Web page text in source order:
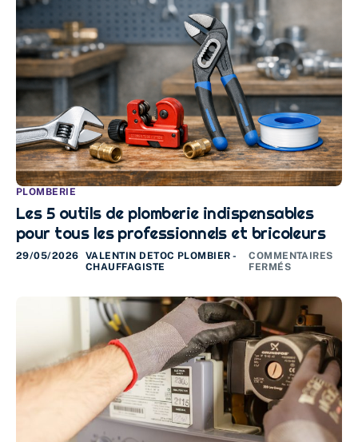
PLOMBERIE
Les 5 outils de plomberie indispensables
pour tous les professionnels et bricoleurs
29/05/2026
VALENTIN DETOC PLOMBIER -
CHAUFFAGISTE
COMMENTAIRES
FERMÉS